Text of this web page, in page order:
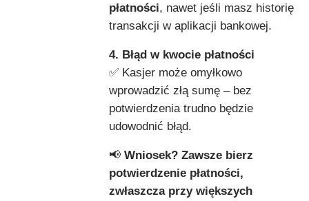
płatności, nawet jeśli masz historię
transakcji w aplikacji bankowej.
4. Błąd w kwocie płatności
✅ Kasjer może omyłkowo
wprowadzić złą sumę – bez
potwierdzenia trudno będzie
udowodnić błąd.
📢 Wniosek? Zawsze bierz
potwierdzenie płatności,
zwłaszcza przy większych